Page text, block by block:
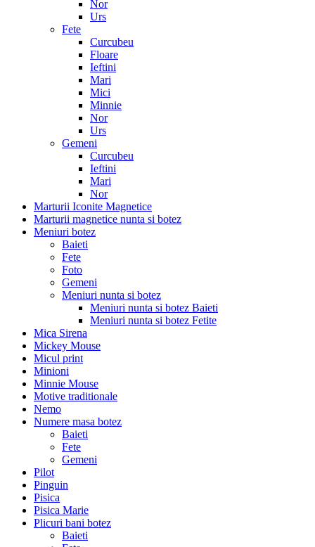
Nor
Urs
Fete
Curcubeu
Floare
Ieftini
Mari
Mici
Minnie
Nor
Urs
Gemeni
Curcubeu
Ieftini
Mari
Nor
Marturii Iconite Magnetice
Marturii magnetice nunta si botez
Meniuri botez
Baieti
Fete
Foto
Gemeni
Meniuri nunta si botez
Meniuri nunta si botez Baieti
Meniuri nunta si botez Fetite
Mica Sirena
Mickey Mouse
Micul print
Minioni
Minnie Mouse
Motive traditionale
Nemo
Numere masa botez
Baieti
Fete
Gemeni
Pilot
Pinguin
Pisica
Pisica Marie
Plicuri bani botez
Baieti